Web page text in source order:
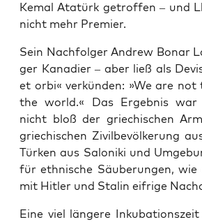
Kemal Ata­türk getrof­fen – und
nicht mehr Premier.
Sein Nach­fol­ger Andrew Bonar
ger Kana­di­er – aber ließ als
et orbi« ver­kün­den: »We are
the world.« Das Ergeb­nis war
nicht bloß der grie­chi­schen
grie­chi­schen Zivil­be­völ­ke­rung
Tür­ken aus Salo­ni­ki und
für eth­ni­sche Säu­be­run­gen, wie
mit Hit­ler und Sta­lin eif­ri­ge
Eine viel län­ge­re